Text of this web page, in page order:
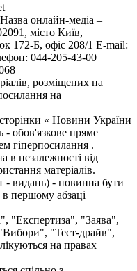
онлайн-медіа –
місто Київ,
Б, офіс 208/1 E-mail:
044-205-43-00
розміщених на
на
« Новини України
- обов'язкове пряме
гіперпосилання .
в незалежності від
матеріалів.
- видань) - повинна бути
в першому абзаці
"Експертиза", "Заява",
"Тест-драйв",
на правах